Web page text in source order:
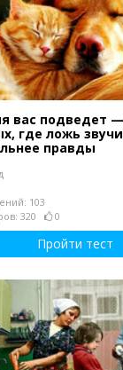
вас подведет
где ложь
правды
103
320
0
Пройти тест